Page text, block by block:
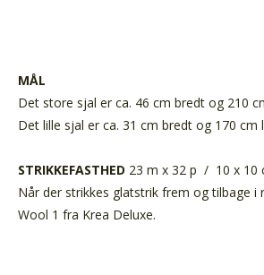
MÅL
Det store sjal er ca. 46 cm bredt og 210
Det lille sjal er ca. 31 cm bredt og 170 cm
STRIKKEFASTHED 23 m x 32 p / 10 x 10
Når der strikkes glatstrik frem og tilbage
Wool 1 fra Krea Deluxe.